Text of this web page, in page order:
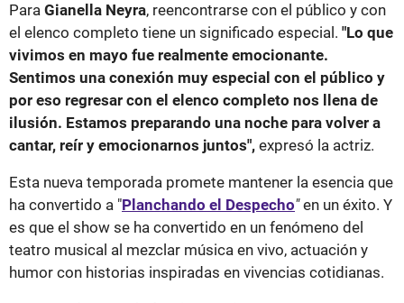
Para Gianella Neyra, reencontrarse con el público y con
el elenco completo tiene un significado especial. "Lo que
vivimos en mayo fue realmente emocionante.
Sentimos una conexión muy especial con el público y
por eso regresar con el elenco completo nos llena de
ilusión. Estamos preparando una noche para volver a
cantar, reír y emocionarnos juntos", expresó la actriz.
Esta nueva temporada promete mantener la esencia que
ha convertido a "Planchando el Despecho"en un éxito. Y
es que el show se ha convertido en un fenómeno del
teatro musical al mezclar música en vivo, actuación y
humor con historias inspiradas en vivencias cotidianas.